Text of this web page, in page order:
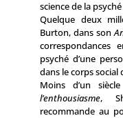
science de la
Quelque deux
Burton, dans son
correspondances
psyché d’une
dans le corps social
Moins d’un
l’enthousiasme,
recommande au